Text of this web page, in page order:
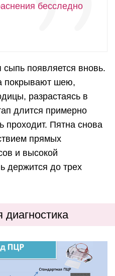
бесследно
появляется вновь.
покрывают шею,
разрастаясь в
длится примерно
проходит. Пятна снова
прямых
и высокой
держится до трех